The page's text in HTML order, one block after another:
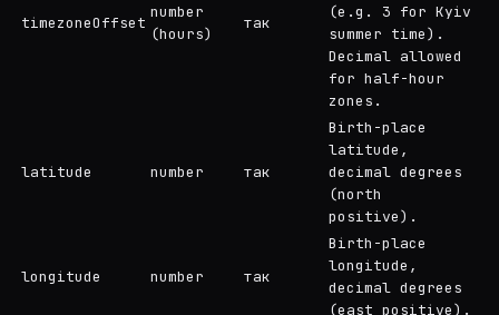
timezoneOffset
number
(hours)
так
(e.g. 3 for Kyiv
summer time).
Decimal allowed
for half-hour
zones.
latitude number так
Birth-place
latitude,
decimal degrees
(north
positive).
longitude number так
Birth-place
longitude,
decimal degrees
(east positive).